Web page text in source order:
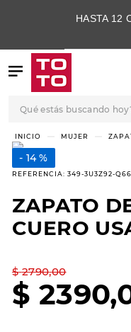
HASTA 12
MUJER
14 %
REFERENCIA: 349-3U3Z92-
ZAPATO
CUERO
$ 2790,00
$ 2390,